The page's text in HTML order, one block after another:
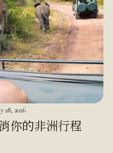
28, 2026
你的非洲行程